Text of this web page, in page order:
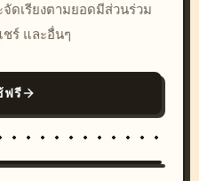
จัดเรียงตามยอดมีส่วนร่วม
ร์ และอื่นๆ
ฟรี